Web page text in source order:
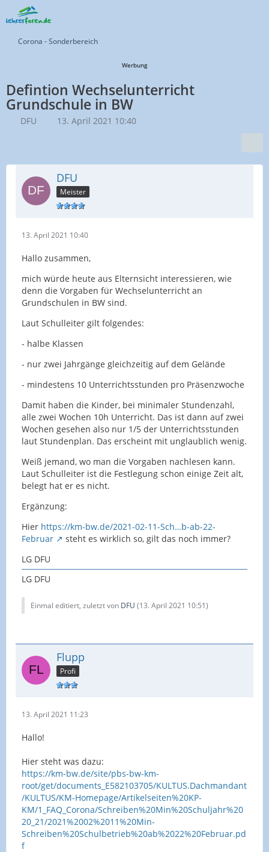
Corona - Sonderbereich
Werbung
Defintion Wechselunterricht
Grundschule in BW
DFU 13. April 2021 10:40
DFU
Meister
13. April 2021 10:40
Hallo zusammen,
mich würde heute aus Elternsicht interessieren, wie
denn die Vorgaben für Wechselunterricht an
Grundschulen in BW sind.
Laut Schulleiter gilt folgendes:
- halbe Klassen
- nur zwei Jahrgänge gleichzeitig auf dem Gelände
- mindestens 10 Unterrichtsstunden pro Präsenzwoche
Damit haben die Kinder, bei minimaler Stundenzahl,
alle zwei Wochen 10h Unterricht. Das ist dann auf zwei
Wochen gesehen also nur 1/5 der Unterrichtsstunden
laut Stundenplan. Das erscheint mit unglaublich wenig.
Weiß jemand, wo man die Vorgaben nachlesen kann.
Laut Schulleiter ist die Festlegung schon einige Zeit alt,
belegt hat er es nicht.
Ergänzung:
Hier https://km-bw.de/2021-02-11-Sch…b-ab-22-
Februar
steht es wirklich so, gilt das noch immer?
LG DFU
LG DFU
Einmal editiert, zuletzt von DFU (13. April 2021 10:51)
Flupp
Profi
13. April 2021 11:23
Hallo!
Hier steht was dazu:
https://km-bw.de/site/pbs-bw-km-
root/get/documents_E582103705/KULTUS.Dachmandant
/KULTUS/KM-Homepage/Artikelseiten%20KP-
KM/1_FAQ_Corona/Schreiben%20Min%20Schuljahr%20
20_21/2021%2002%2011%20Min-
Schreiben%20Schulbetrieb%20ab%2022%20Februar.pd
f